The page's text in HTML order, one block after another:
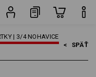
| 3/4 NOHAVICE
< SPÄŤ